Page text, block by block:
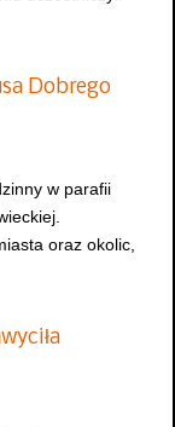
Dobrego
w parafii
oraz okolic,